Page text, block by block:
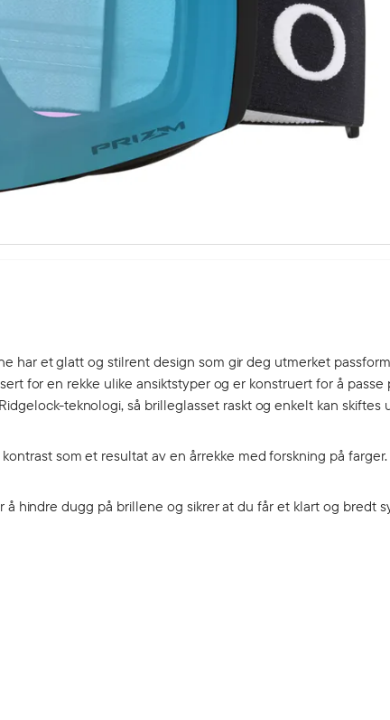
har et glatt og stilrent design som gir deg utmerket
for en rekke ulike ansiktstyper og er konstruert for å passe
teknologi, så brilleglasset raskt og enkelt kan skiftes
som et resultat av en årrekke med forskning på farger.
hindre dugg på brillene og sikrer at du får et klart og bredt